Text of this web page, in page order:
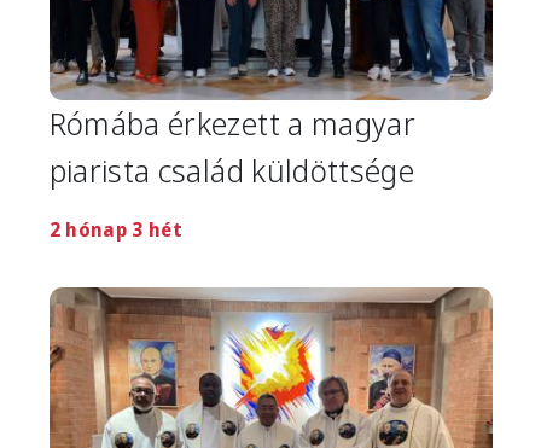
Rómába érkezett a magyar
piarista család küldöttsége
2 hónap 3 hét
Image